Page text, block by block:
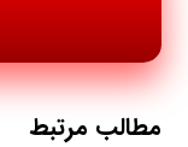
مطالب مرتبط